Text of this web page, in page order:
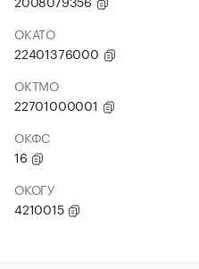
ОКАТО
22401376000
ОКТМО
22701000001
ОКФС
16
ОКОГУ
4210015